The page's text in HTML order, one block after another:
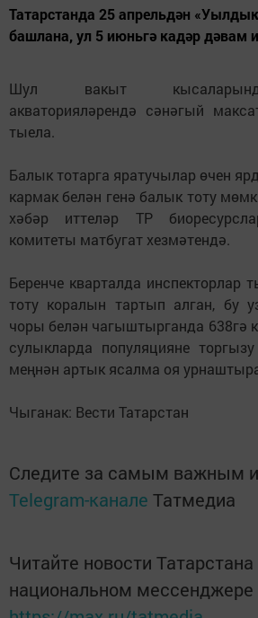
Татарстанда 25 апрельдән
башлана, ул 5 июньгә кадәр дәвам
Шул вакыт
акваторияләрендә сәнәгый
тыела.
Балык тотарга яратучылар өчен
кармак белән генә балык тоту
хәбәр иттеләр ТР
комитеты матбугат хезмәтендә.
Беренче кварталда инспекторлар
тоту коралын тартып алган, бу
чоры белән чагыштырганда 638гә
сулыкларда популяцияне
меңнән артык ясалма оя
Чыганак: Вести Татарстан
Следите за самым важным
Telegram-канале Татмедиа
Читайте новости Татарстана
национальном